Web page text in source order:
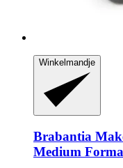
Winkelmandje
Brabantia
Medium